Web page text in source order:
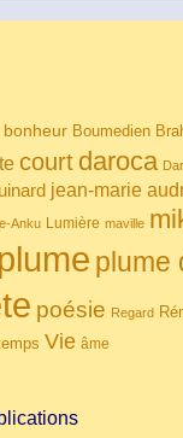
bonheur Boumedien
court daroca
jean-marie
Anku Lumière maville
plume plume
poésie Regard
Vie âme